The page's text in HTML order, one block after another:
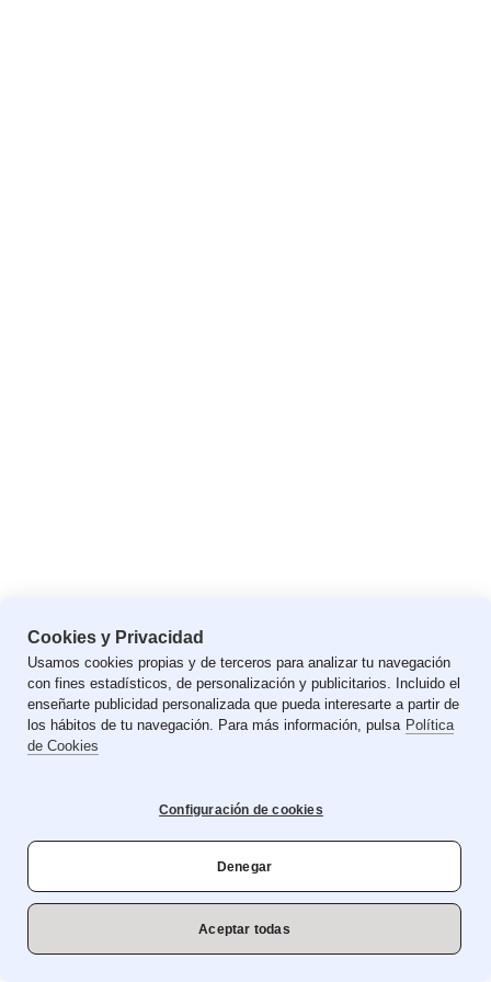
Cookies y Privacidad
Usamos cookies propias y de terceros para analizar tu navegación
con fines estadísticos, de personalización y publicitarios. Incluido el
enseñarte publicidad personalizada que pueda interesarte a partir de
los hábitos de tu navegación. Para más información, pulsa Política
de Cookies
Configuración de cookies
Denegar
Aceptar todas